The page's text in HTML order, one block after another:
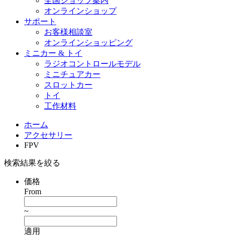
オンラインショップ
サポート
お客様相談室
オンラインショッピング
ミニカー & トイ
ラジオコントロールモデル
ミニチュアカー
スロットカー
トイ
工作材料
ホーム
アクセサリー
FPV
検索結果を絞る
価格
From
~
適用